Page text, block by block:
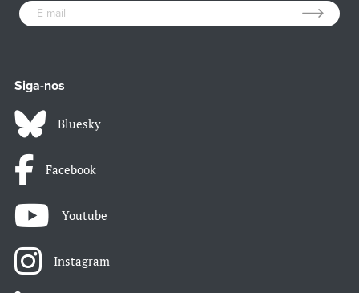
Siga-nos
Bluesky
Facebook
Youtube
Instagram